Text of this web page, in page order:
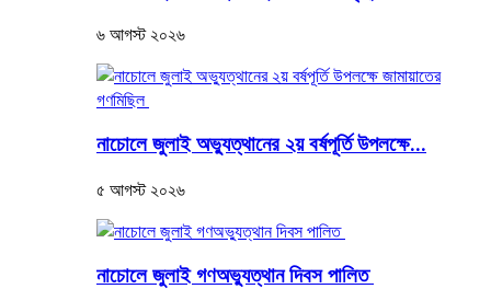
৬ আগস্ট ২০২৬
নাচোলে জুলাই অভ্যুত্থানের ২য় বর্ষপূর্তি উপলক্ষে...
৫ আগস্ট ২০২৬
নাচোলে জুলাই গণঅভ্যুত্থান দিবস পালিত